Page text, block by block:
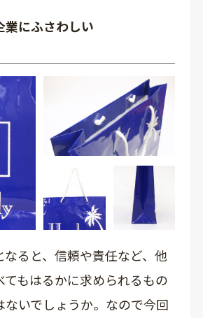
業にふさわしい
ると、信頼や責任など、他
てもはるかに求められるもの
ないでしょうか。なので今回